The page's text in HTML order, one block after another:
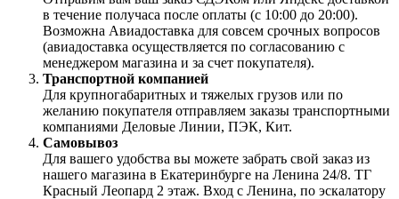
в течение получаса после оплаты (с 10:00 до 20:00).
Возможна Авиадоставка для совсем срочных вопросов
(авиадоставка осуществляется по согласованию с
менеджером магазина и за счет покупателя).
Транспортной компанией
Для крупногабаритных и тяжелых грузов или по
желанию покупателя отправляем заказы транспортными
компаниями Деловые Линии, ПЭК, Кит.
Самовывоз
Для вашего удобства вы можете забрать свой заказ из
нашего магазина в Екатеринбурге на Ленина 24/8. ТГ
Красный Леопард 2 этаж. Вход с Ленина, по эскалатору